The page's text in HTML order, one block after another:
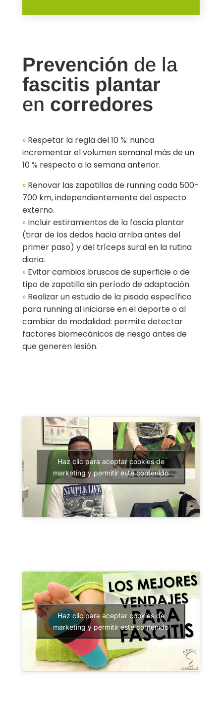
Prevención de la
fascitis plantar
en corredores
» Respetar la regla del 10 %: nunca
incrementar el volumen semanal más de un
10 % respecto a la semana anterior.
» Renovar las zapatillas de running cada 500-
700 km, independientemente del aspecto
externo.
» Incluir estiramientos de la fascia plantar
(tirar de los dedos hacia arriba antes del
primer paso) y del tríceps sural en la rutina
diaria.
» Evitar cambios bruscos de superficie o de
tipo de zapatilla sin período de adaptación.
» Realizar un estudio de la pisada específico
para running al iniciarse en el deporte o al
cambiar de modalidad: permite detectar
factores biomecánicos de riesgo antes de
que generen lesión.
Haz clic para aceptar cookies de
marketing y permitir este contenido
Haz clic para aceptar cookies de
marketing y permitir este contenido